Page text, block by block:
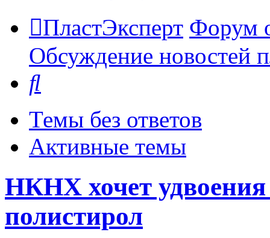
ПластЭксперт Форум
Обсуждение новостей
Темы без ответов
Активные темы
НКНХ хочет
полистирол